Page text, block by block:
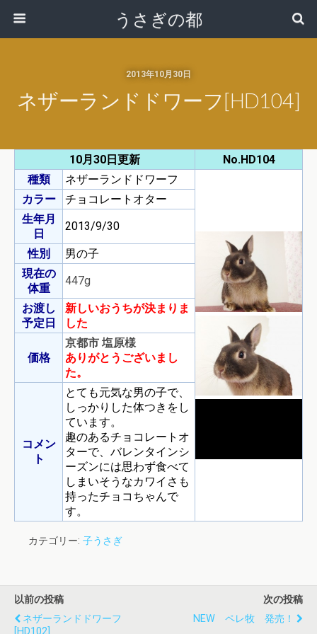
うさぎの都
2013年10月30日
ネザーランドドワーフ[HD104]
10月30日更新
No.HD104
種類
ネザーランドドワーフ
カラー
チョコレートオター
生年月
日
2013/9/30
性別
男の子
現在の
体重
447g
お渡し
予定日
新しいおうちが決まりま
した
価格
京都市 塩原様
ありがとうございまし
た。
コメン
ト
とても元気な男の子で、
しっかりした体つきをし
ています。
趣のあるチョコレートオ
ターで、バレンタインシ
ーズンには思わず食べて
しまいそうなカワイさも
持ったチョコちゃんで
す。
カテゴリー: 子うさぎ
以前の投稿
ネザーランドドワーフ
[HD102]
次の投稿
NEW ペレ牧 発売！